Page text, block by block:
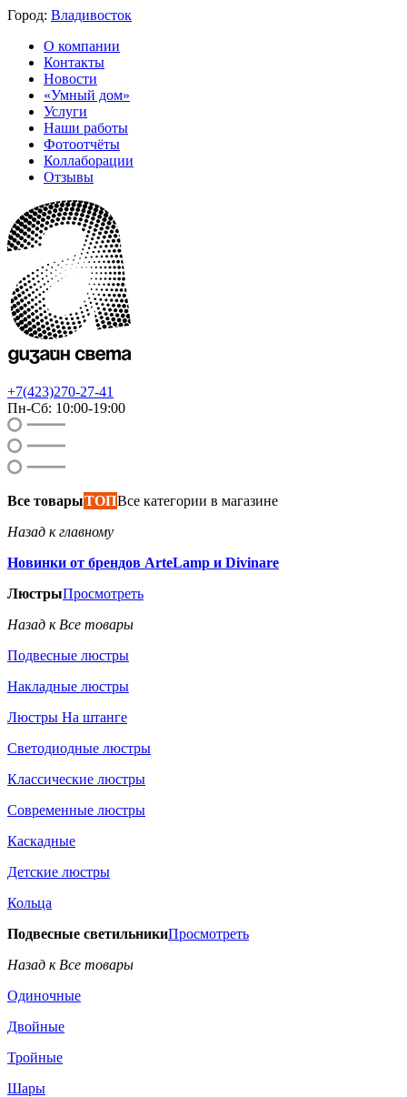
Город: Владивосток
О компании
Контакты
Новости
«Умный дом»
Услуги
Наши работы
Фотоотчёты
Коллаборации
Отзывы
+7(423)270-27-41
Пн-Сб: 10:00-19:00
Все товарыТОПВсе категории в магазине
Назад к главному
Новинки от брендов ArteLamp и Divinare
ЛюстрыПросмотреть
Назад к Все товары
Подвесные люстры
Накладные люстры
Люстры На штанге
Светодиодные люстры
Классические люстры
Современные люстры
Каскадные
Детские люстры
Кольца
Подвесные светильникиПросмотреть
Назад к Все товары
Одиночные
Двойные
Тройные
Шары